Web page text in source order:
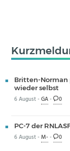
Britten-Norman
wieder selbst
6 August -GA- 0
PC-7 der
6 August -M-- 0